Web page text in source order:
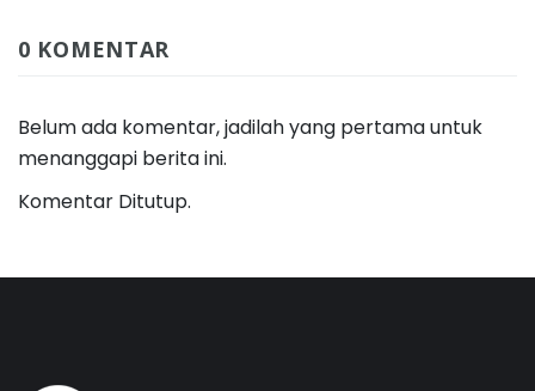
0 KOMENTAR
Belum ada komentar, jadilah yang pertama untuk
menanggapi berita ini.
Komentar Ditutup.